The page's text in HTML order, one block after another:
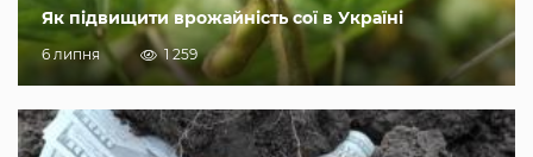
Як підвищити врожайність сої в Україні
6 липня 1 259